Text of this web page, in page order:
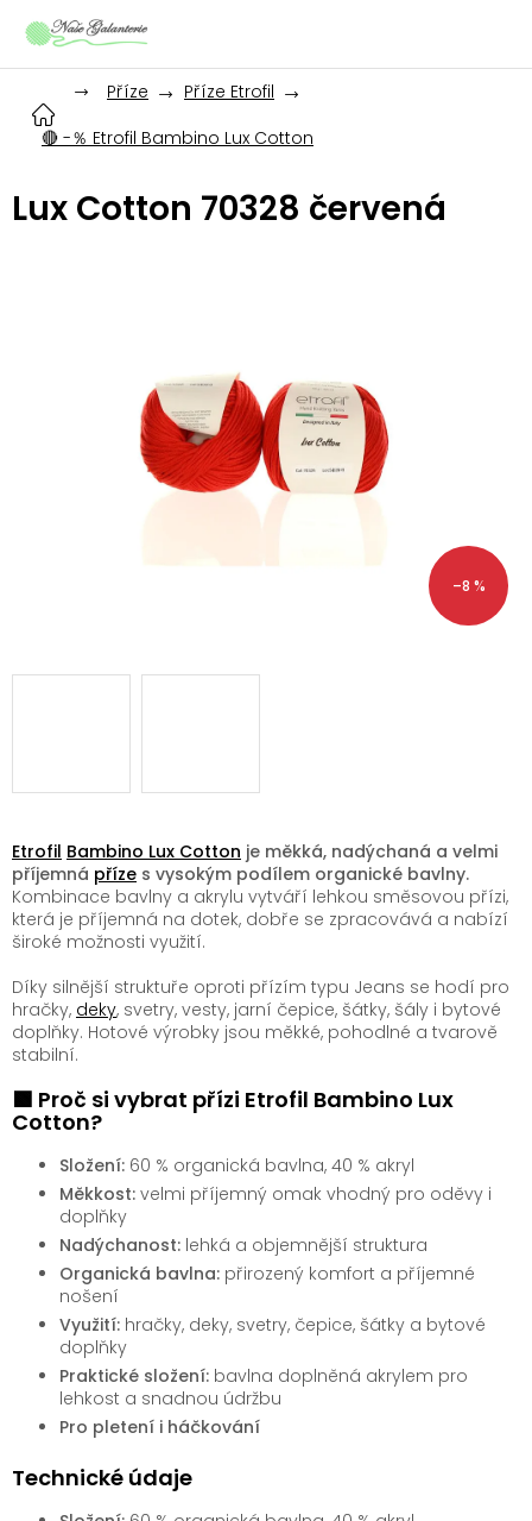
Příze
Příze Etrofil
🔴 -％ Etrofil Bambino Lux Cotton
Lux Cotton 70328 červená
–8 %
Etrofil Bambino Lux Cotton je měkká, nadýchaná a velmi
příjemná příze s vysokým podílem organické bavlny.
Kombinace bavlny a akrylu vytváří lehkou směsovou přízi,
která je příjemná na dotek, dobře se zpracovává a nabízí
široké možnosti využití.
Díky silnější struktuře oproti přízím typu Jeans se hodí pro
hračky, deky, svetry, vesty, jarní čepice, šátky, šály i bytové
doplňky. Hotové výrobky jsou měkké, pohodlné a tvarově
stabilní.
🟩 Proč si vybrat přízi Etrofil Bambino Lux
Cotton?
Složení: 60 % organická bavlna, 40 % akryl
Měkkost: velmi příjemný omak vhodný pro oděvy i
doplňky
Nadýchanost: lehká a objemnější struktura
Organická bavlna: přirozený komfort a příjemné
nošení
Využití: hračky, deky, svetry, čepice, šátky a bytové
doplňky
Praktické složení: bavlna doplněná akrylem pro
lehkost a snadnou údržbu
Pro pletení i háčkování
Technické údaje